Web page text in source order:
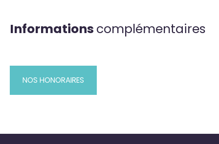
Informations complémentaires
NOS HONORAIRES